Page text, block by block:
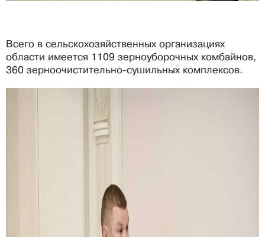
Всего в сельскохозяйственных организациях
области имеется 1109 зерноуборочных комбайнов,
360 зерноочистительно-сушильных комплексов.